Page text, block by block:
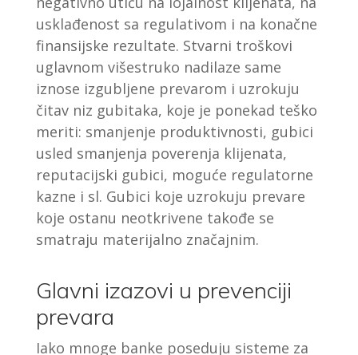
usklađenost sa regulativom i na konačne
finansijske rezultate. Stvarni troškovi
uglavnom višestruko nadilaze same
iznose izgubljene prevarom i uzrokuju
čitav niz gubitaka, koje je ponekad teško
meriti: smanjenje produktivnosti, gubici
usled smanjenja poverenja klijenata,
reputacijski gubici, moguće regulatorne
kazne i sl. Gubici koje uzrokuju prevare
koje ostanu neotkrivene takođe se
smatraju materijalno značajnim.
Glavni izazovi u prevenciji
prevara
Iako mnoge banke poseduju sisteme za